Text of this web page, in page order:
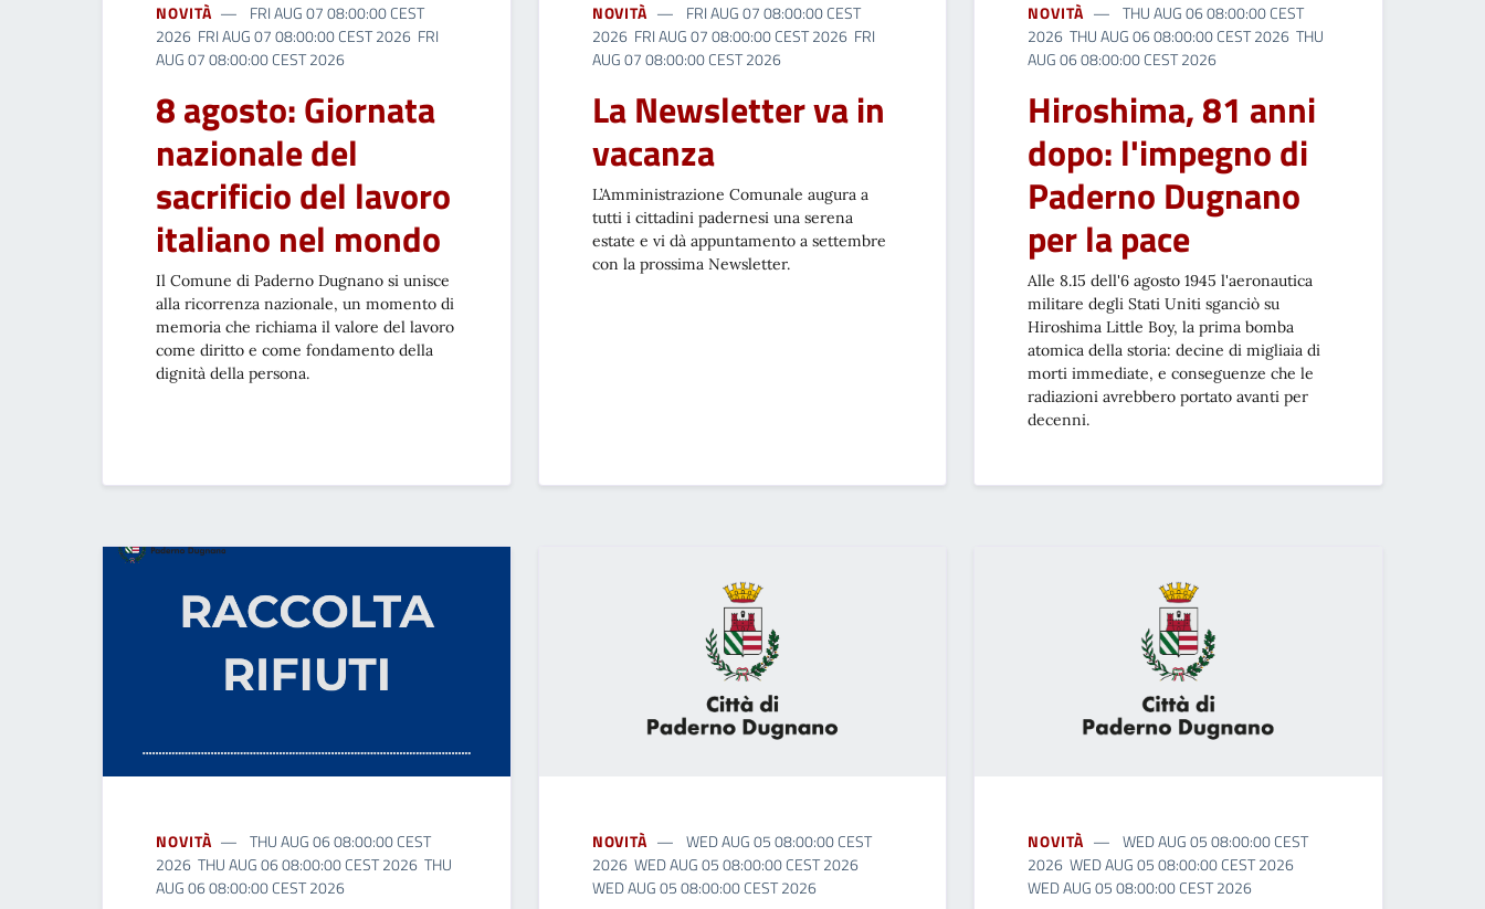
NOVITÀ
FRI AUG 07 08:00:00 CEST
2026 FRI AUG 07 08:00:00 CEST 2026 FRI
AUG 07 08:00:00 CEST 2026
8 agosto: Giornata
nazionale del
sacrificio del lavoro
italiano nel mondo
Il Comune di Paderno Dugnano si unisce
alla ricorrenza nazionale, un momento di
memoria che richiama il valore del lavoro
come diritto e come fondamento della
dignità della persona.
NOVITÀ
FRI AUG 07 08:00:00 CEST
2026 FRI AUG 07 08:00:00 CEST 2026 FRI
AUG 07 08:00:00 CEST 2026
La Newsletter va in
vacanza
L’Amministrazione Comunale augura a
tutti i cittadini padernesi una serena
estate e vi dà appuntamento a settembre
con la prossima Newsletter.
NOVITÀ
THU AUG 06 08:00:00 CEST
2026 THU AUG 06 08:00:00 CEST 2026 THU
AUG 06 08:00:00 CEST 2026
Hiroshima, 81 anni
dopo: l'impegno di
Paderno Dugnano
per la pace
Alle 8.15 dell'6 agosto 1945 l'aeronautica
militare degli Stati Uniti sganciò su
Hiroshima Little Boy, la prima bomba
atomica della storia: decine di migliaia di
morti immediate, e conseguenze che le
radiazioni avrebbero portato avanti per
decenni.
NOVITÀ
THU AUG 06 08:00:00 CEST
2026 THU AUG 06 08:00:00 CEST 2026 THU
AUG 06 08:00:00 CEST 2026
NOVITÀ
WED AUG 05 08:00:00 CEST
2026 WED AUG 05 08:00:00 CEST 2026
WED AUG 05 08:00:00 CEST 2026
NOVITÀ
WED AUG 05 08:00:00 CEST
2026 WED AUG 05 08:00:00 CEST 2026
WED AUG 05 08:00:00 CEST 2026